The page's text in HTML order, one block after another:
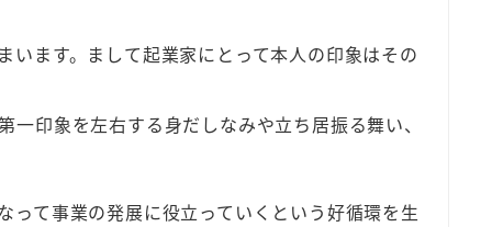
ます。まして起業家にとって本人の印象はその
印象を左右する身だしなみや立ち居振る舞い、
て事業の発展に役立っていくという好循環を生